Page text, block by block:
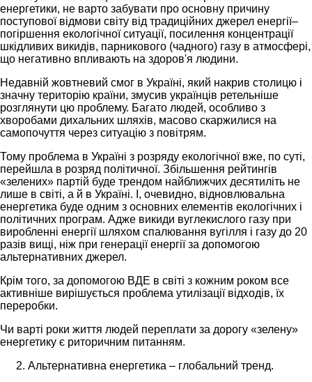
енергетики, не варто забувати про основну причину
поступової відмови світу від традиційних джерел енергії–
погіршення екологічної ситуації, посилення концентрації
шкідливих викидів, парникового (чадного) газу в атмосфері,
що негативно впливають на здоров'я людини.
Недавній жовтневий смог в Україні, який накрив столицю і
значну територію країни, змусив українців ретельніше
розглянути цю проблему. Багато людей, особливо з
хворобами дихальних шляхів, масово скаржилися на
самопочуття через ситуацію з повітрям.
Тому проблема в Україні з розряду екологічної вже, по суті,
перейшла в розряд політичної. Збільшення рейтингів
«зелених» партій буде трендом найближчих десятиліть не
лише в світі, а й в Україні. І, очевидно, відновлювальна
енергетика буде одним з основних елементів екологічних і
політичних програм. Адже викиди вуглекислого газу при
виробленні енергії шляхом спалювання вугілля і газу до 20
разів вищі, ніж при генерації енергії за допомогою
альтернативних джерел.
Крім того, за допомогою ВДЕ в світі з кожним роком все
активніше вирішується проблема утилізації відходів, їх
переробки.
Чи варті роки життя людей переплати за дорогу «зелену»
енергетику є риторичним питанням.
Альтернативна енергетика – глобальний тренд.